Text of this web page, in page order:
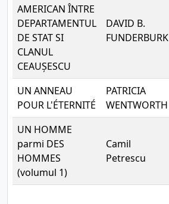
AMERICAN ÎNTRE
DEPARTAMENTUL
DE STAT SI
CLANUL
CEAUȘESCU
DAVID B.
FUNDERBURK
UN ANNEAU
POUR L'ÉTERNITÉ
PATRICIA
WENTWORTH
UN HOMME
parmi DES
HOMMES
(volumul 1)
Camil
Petrescu